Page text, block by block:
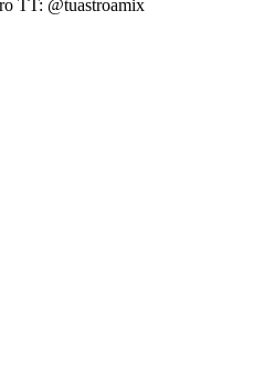
TT: @tuastroamix